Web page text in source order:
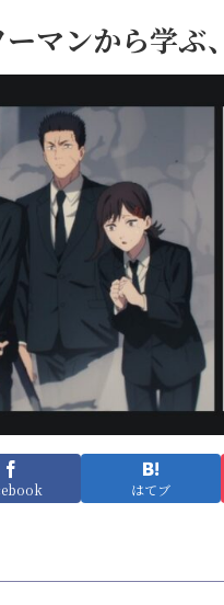
マンから学ぶ
はてブ